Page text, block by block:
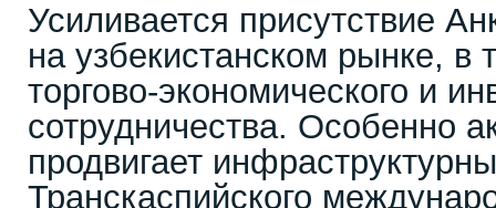
Усиливается присутствие
на узбекистанском рынке, в
торгово-экономического и
сотрудничества. Особенно
продвигает
Транскаспийского